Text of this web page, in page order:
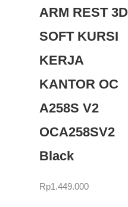
ARM REST 3D
SOFT KURSI
KERJA
KANTOR OC
A258S V2
OCA258SV2
Black
Rp1.449.000